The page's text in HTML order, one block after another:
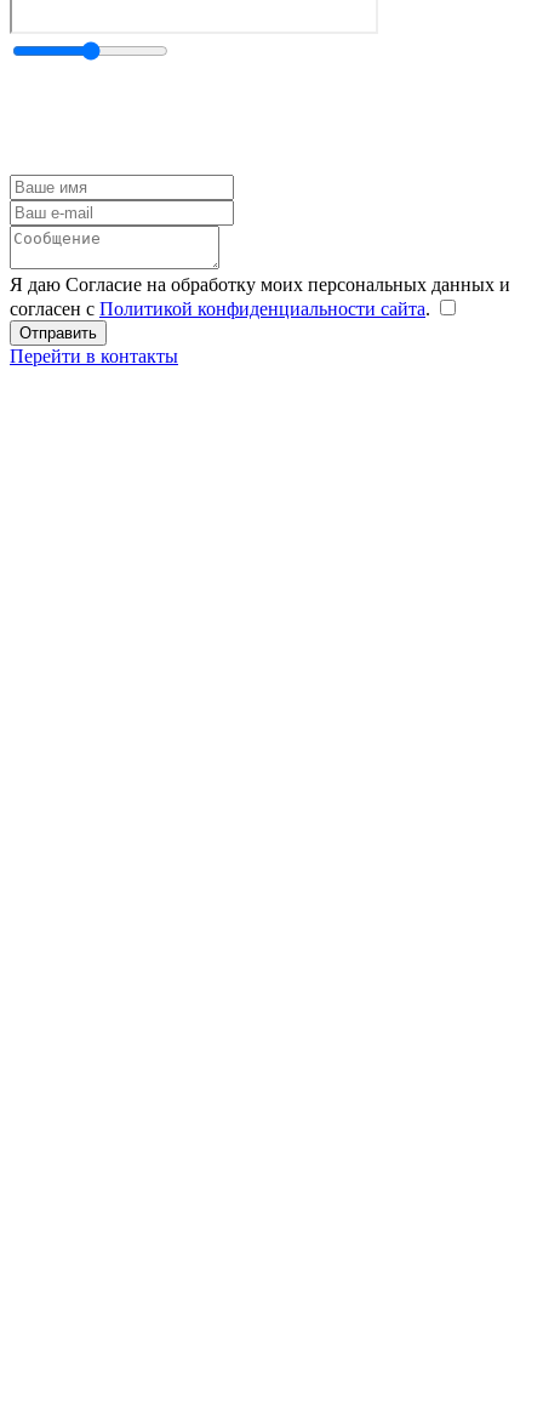
Я даю Согласие на обработку моих персональных данных и
согласен с Политикой конфиденциальности сайта.
Перейти в контакты